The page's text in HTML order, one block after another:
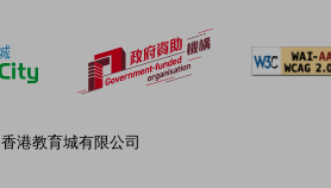
港教育城有限公司